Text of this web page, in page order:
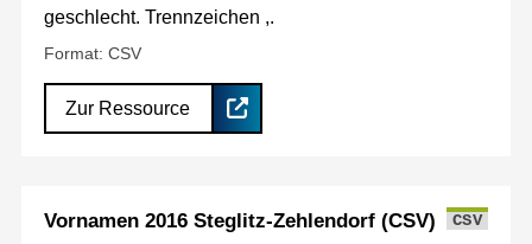
geschlecht. Trennzeichen ,.
Format: CSV
Zur Ressource
Vornamen 2016 Steglitz-Zehlendorf (CSV) CSV